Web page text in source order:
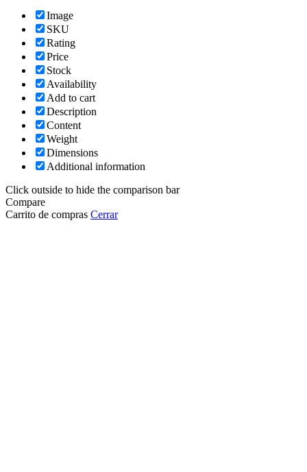
Image
SKU
Rating
Price
Stock
Availability
Add to cart
Description
Content
Weight
Dimensions
Additional information
Click outside to hide the comparison bar
Compare
Carrito de compras Cerrar